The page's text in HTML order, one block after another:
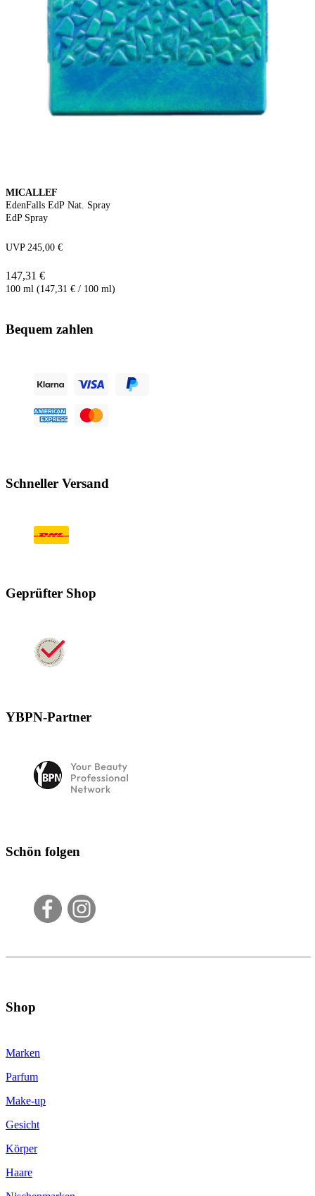
MICALLEF
EdenFalls EdP Nat. Spray
EdP Spray
UVP 245,00 €
147,31 €
100 ml (147,31 € / 100 ml)
Bequem zahlen
Schneller Versand
Geprüfter Shop
YBPN-Partner
Schön folgen
Shop
Marken
Parfum
Make-up
Gesicht
Körper
Haare